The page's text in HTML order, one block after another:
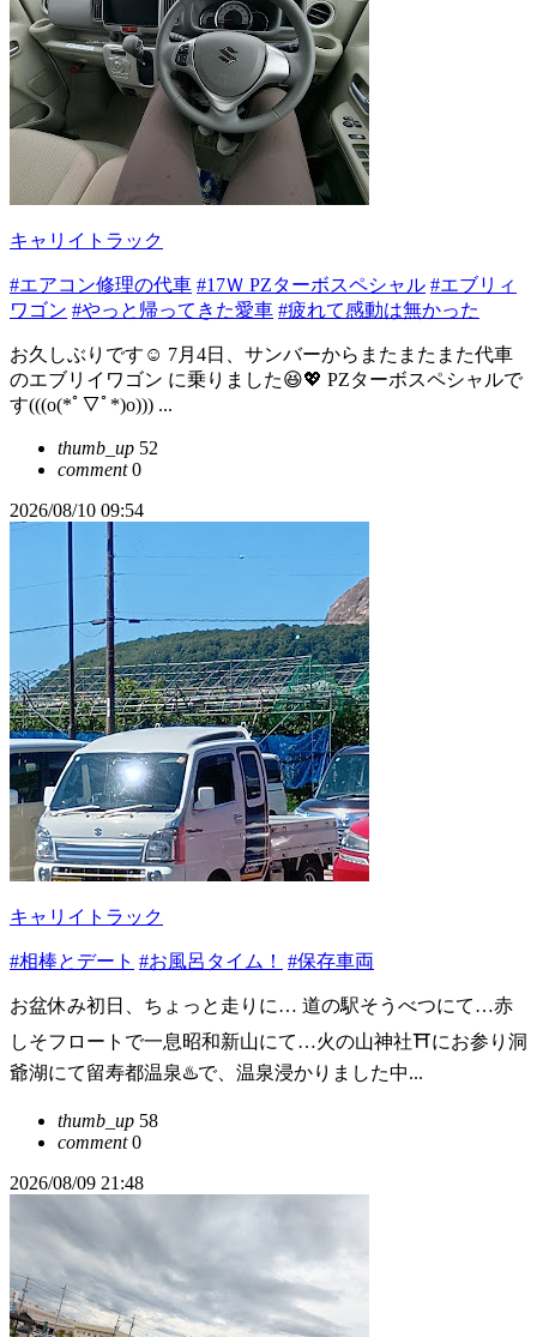
キャリイトラック
#エアコン修理の代車 #17Ｗ PZターボスペシャル #エブリィ
ワゴン #やっと帰ってきた愛車 #疲れて感動は無かった
お久しぶりです☺️ 7月4日、サンバーからまたまたまた代車
のエブリイワゴン に乗りました😆︎‪💖 PZターボスペシャルで
す(((o(*ﾟ▽ﾟ*)o))) ...
thumb_up 52
comment0
2026/08/10 09:54
キャリイトラック
#相棒とデート #お風呂タイム！ #保存車両
お盆休み初日、ちょっと走りに… 道の駅そうべつにて…赤
しそフロートで一息昭和新山にて…火の山神社⛩️にお参り洞
爺湖にて留寿都温泉♨️で、温泉浸かりました中...
thumb_up 58
comment0
2026/08/09 21:48